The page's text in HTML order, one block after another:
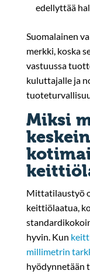
edellyttää
Suomalainen
merkki, koska
vastuussa
kuluttajalle ja
Miksi
Mittatilaustyö
keittiölaatua,
hyvin. Kun
millimetrin
hyödynnetään